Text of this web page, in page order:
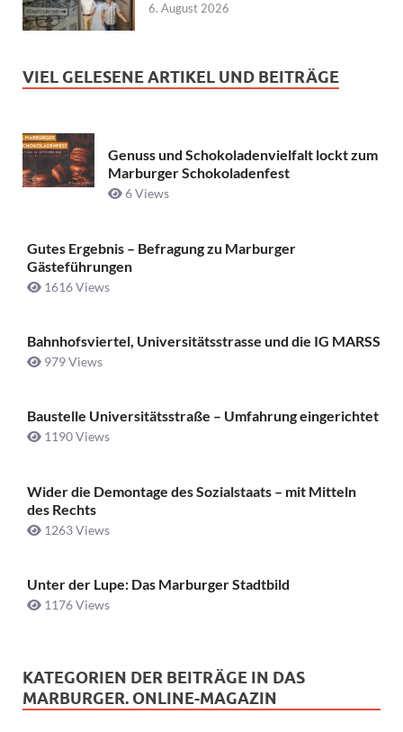
6. August 2026
VIEL GELESENE ARTIKEL UND BEITRÄGE
Genuss und Schokoladenvielfalt lockt zum
Marburger Schokoladenfest
6 Views
Gutes Ergebnis – Befragung zu Marburger
Gästeführungen
1616 Views
Bahnhofsviertel, Universitätsstrasse und die IG MARSS
979 Views
Baustelle Universitätsstraße ­– Umfahrung eingerichtet
1190 Views
Wider die Demontage des Sozialstaats – mit Mitteln
des Rechts
1263 Views
Unter der Lupe: Das Marburger Stadtbild
1176 Views
KATEGORIEN DER BEITRÄGE IN DAS
MARBURGER. ONLINE-MAGAZIN